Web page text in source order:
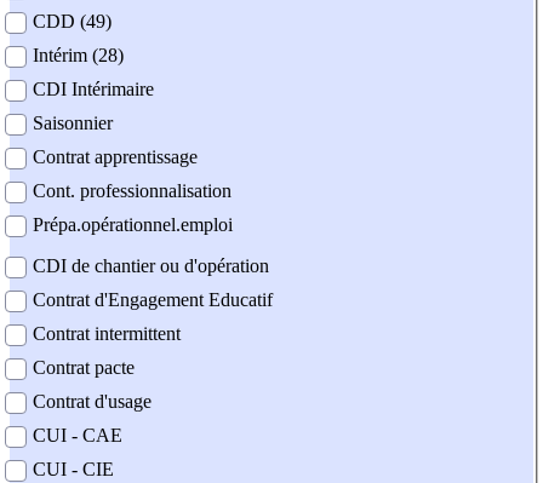
CDD (49)
Intérim (28)
CDI Intérimaire
Saisonnier
Contrat apprentissage
Cont. professionnalisation
Prépa.opérationnel.emploi
CDI de chantier ou d'opération
Contrat d'Engagement Educatif
Contrat intermittent
Contrat pacte
Contrat d'usage
CUI - CAE
CUI - CIE